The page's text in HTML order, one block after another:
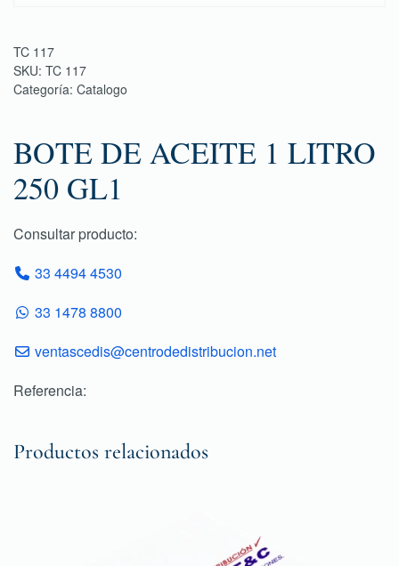
TC 117
SKU: TC 117
Categoría: Catalogo
BOTE DE ACEITE 1 LITRO
250 GL1
Consultar producto:
33 4494 4530
33 1478 8800
ventascedis@centrodedistribucion.net
Referencia:
Productos relacionados